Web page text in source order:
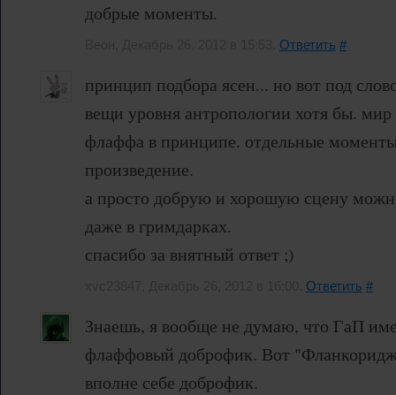
добрые моменты.
Ответить #
принцип подбора ясен... но вот под
вещи уровня антропологии хотя бы.
флаффа в принципе. отдельные
произведение.
а просто добрую и хорошую сцену
даже в гримдарках.
спасибо за внятный ответ ;)
Ответить #
Знаешь, я вообще не думаю, что ГаП
флаффовый доброфик. Вот
вполне себе доброфик.